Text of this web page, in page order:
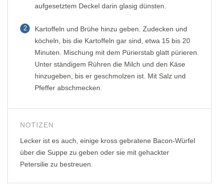
aufgesetztem Deckel darin glasig dünsten.
2
Kartoffeln und Brühe hinzu geben. Zudecken und
köcheln, bis die Kartoffeln gar sind, etwa 15 bis 20
Minuten. Mischung mit dem Pürierstab glatt pürieren.
Unter ständigem Rühren die Milch und den Käse
hinzugeben, bis er geschmolzen ist. Mit Salz und
Pfeffer abschmecken.
NOTIZEN
Lecker ist es auch, einige kross gebratene Bacon-Würfel
über die Suppe zu geben oder sie mit gehackter
Petersilie zu bestreuen.